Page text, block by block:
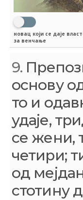
новац који се даје
за венчање
9.
основу
то и
удаје,
се жени,
четири;
од
стотину